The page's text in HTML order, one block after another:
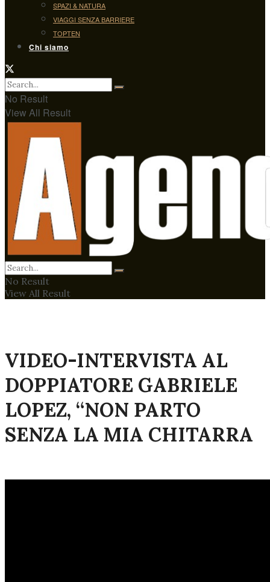
SPAZI & NATURA
VIAGGI SENZA BARRIERE
TOPTEN
Chi siamo
No Result
View All Result
No Result
View All Result
VIDEO-INTERVISTA AL
DOPPIATORE GABRIELE
LOPEZ, “NON PARTO
SENZA LA MIA CHITARRA